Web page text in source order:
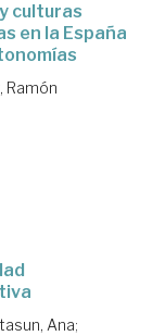
culturas
en la España
Ramón
Ana;